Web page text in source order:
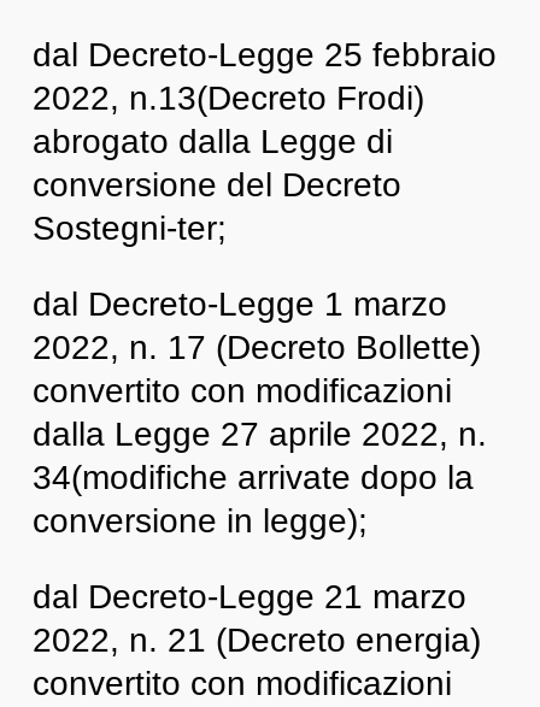
dal Decreto-Legge 25 febbraio
2022, n.13(Decreto Frodi)
abrogato dalla Legge di
conversione del Decreto
Sostegni-ter;
dal Decreto-Legge 1 marzo
2022, n. 17 (Decreto Bollette)
convertito con modificazioni
dalla Legge 27 aprile 2022, n.
34(modifiche arrivate dopo la
conversione in legge);
dal Decreto-Legge 21 marzo
2022, n. 21 (Decreto energia)
convertito con modificazioni